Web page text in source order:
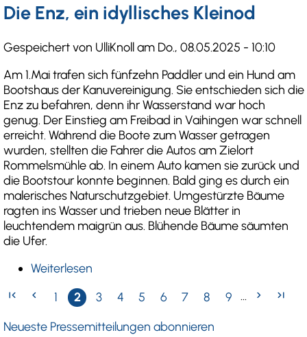
Frauen
und
Illusionen-
Die Enz, ein idyllisches Kleinod
Gespeichert von UlliKnollam Do., 08.05.2025 - 10:10
Am 1.Mai trafen sich fünfzehn Paddler und ein Hund am
Bootshaus der Kanuvereinigung. Sie entschieden sich die
Enz zu befahren, denn ihr Wasserstand war hoch
genug. Der Einstieg am Freibad in Vaihingen war schnell
erreicht. Während die Boote zum Wasser getragen
wurden, stellten die Fahrer die Autos am Zielort
Rommelsmühle ab. In einem Auto kamen sie zurück und
die Bootstour konnte beginnen. Bald ging es durch ein
malerisches Naturschutzgebiet. Umgestürzte Bäume
ragten ins Wasser und trieben neue Blätter in
leuchtendem maigrün aus. Blühende Bäume säumten
die Ufer.
Weiterlesen
Enz,
idyllisches
Seitennummerierung
Erste
first_page
Vorherige
chevron_left
Pressemitteilungen
1
Aktuelle
2
Pressemitteilungen
3
Pressemitteilungen
4
Pressemitteilungen
5
Pressemitteilungen
6
Pressemitteilungen
7
Pressemitteilungen
8 9 …
Nächste
chevron_right last_page
Neueste Pressemitteilungen abonnieren